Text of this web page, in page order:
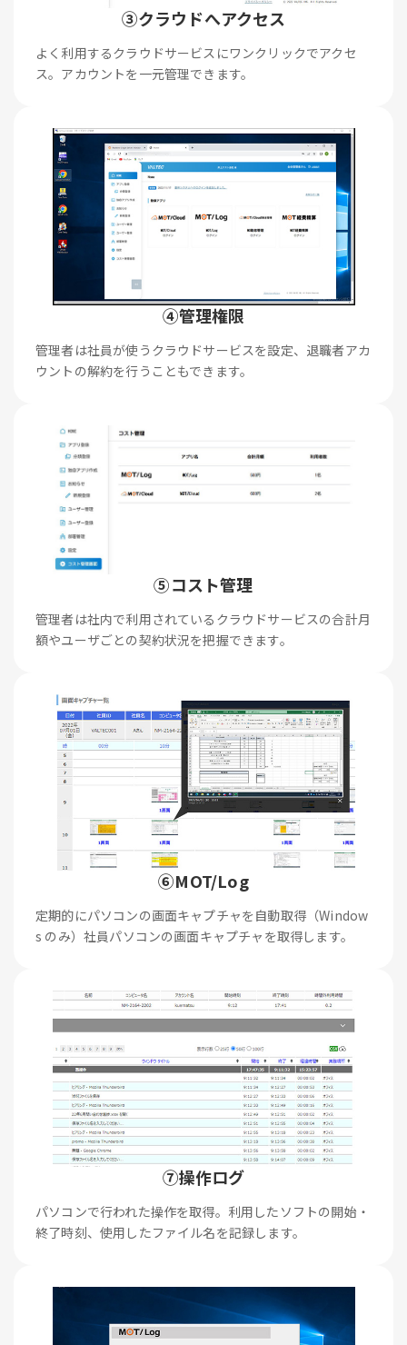
③クラウドへアクセス
よく利用するクラウドサービスにワンクリックでアクセ
ス。アカウントを一元管理できます。
④管理権限
管理者は社員が使うクラウドサービスを設定、退職者アカ
ウントの解約を行うこともできます。
⑤コスト管理
管理者は社内で利用されているクラウドサービスの合計月
額やユーザごとの契約状況を把握できます。
⑥MOT/Log
定期的にパソコンの画面キャプチャを自動取得（Window
s のみ）社員パソコンの画面キャプチャを取得します。
⑦操作ログ
パソコンで行われた操作を取得。利用したソフトの開始・
終了時刻、使用したファイル名を記録します。